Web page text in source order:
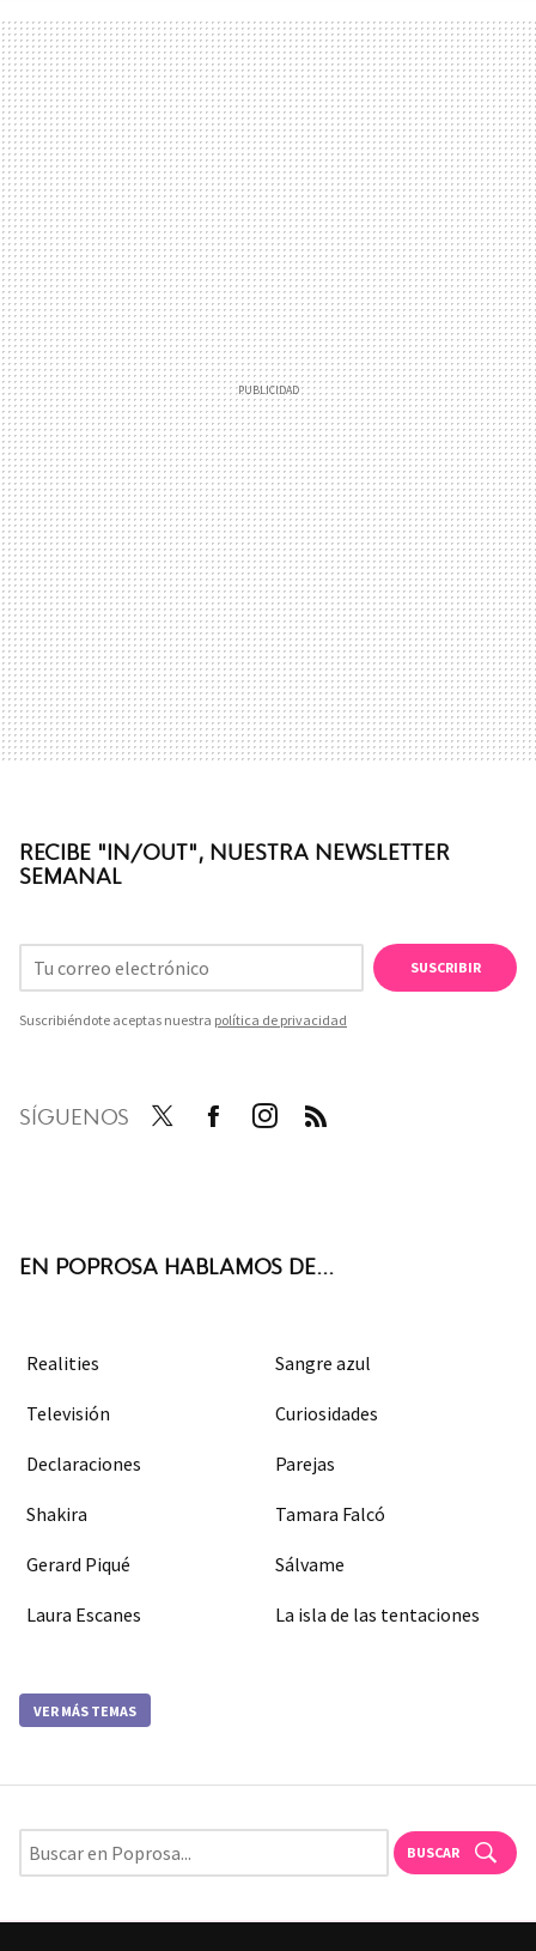
RECIBE "IN/OUT", NUESTRA NEWSLETTER
SEMANAL
SUSCRIBIR
Suscribiéndote aceptas nuestra política de privacidad
SÍGUENOS
EN POPROSA HABLAMOS DE...
Realities Sangre azul
Televisión Curiosidades
Declaraciones Parejas
Shakira Tamara Falcó
Gerard Piqué Sálvame
Laura Escanes La isla de las tentaciones
VER MÁS TEMAS
BUSCAR